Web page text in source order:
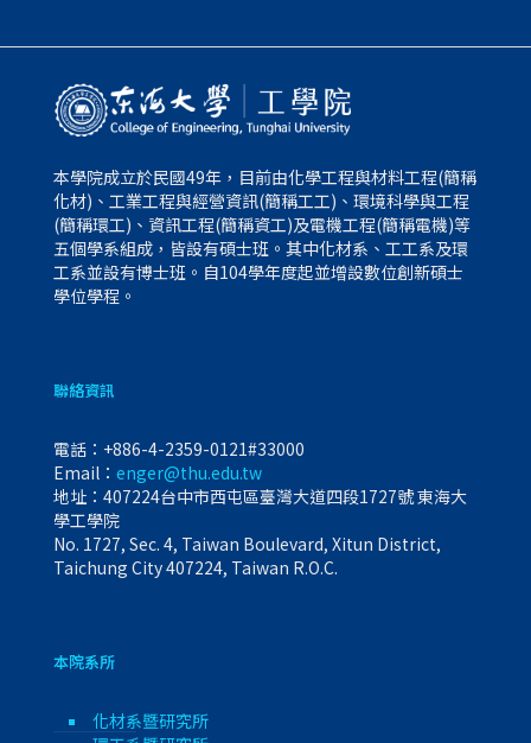
本學院成立於民國49年，目前由化學工程與材料工程(簡稱
化材)、工業工程與經營資訊(簡稱工工)、環境科學與工程
(簡稱環工)、資訊工程(簡稱資工)及電機工程(簡稱電機)等
五個學系組成，皆設有碩士班。其中化材系、工工系及環
工系並設有博士班。自104學年度起並增設數位創新碩士
學位學程。
聯絡資訊
電話： +886-4-2359-0121#33000
Email： enger@thu.edu.tw
地址：407224台中市西屯區臺灣大道四段1727號 東海大
學工學院
No. 1727, Sec. 4, Taiwan Boulevard, Xitun District,
Taichung City 407224, Taiwan R.O.C.
本院系所
化材系暨研究所